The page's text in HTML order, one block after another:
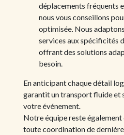
déplacements fréquents
nous vous conseillons
optimisée. Nous
services aux spécificités
offrant des solutions
besoin.
En anticipant chaque détail
garantit un transport fluide et
votre événement.
Notre équipe reste
toute coordination de